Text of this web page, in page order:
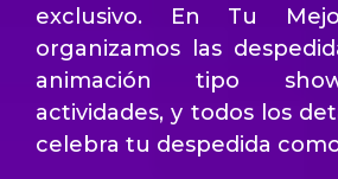
exclusivo. En Tu
organizamos las
animación tipo
actividades, y todos los
celebra tu despedida